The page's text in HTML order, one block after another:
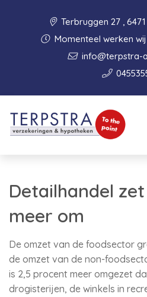
Terbruggen 27 ,
Momenteel werken
info@terpstra-
Detailhandel
meer om
De omzet van de foodsector
de omzet van de non-
is 2,5 procent meer omgezet
drogisterijen, de winkels in